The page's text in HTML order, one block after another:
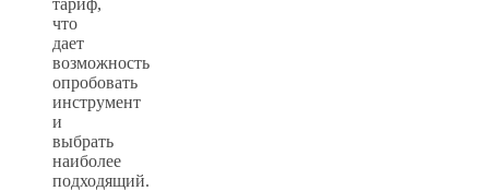
что
дает
возможность
опробовать
инструмент
и
выбрать
наиболее
подходящий.